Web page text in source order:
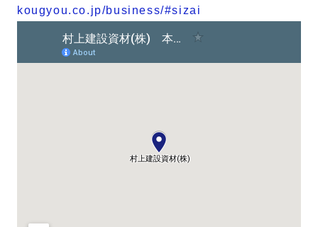
kougyou.co.jp/business/#sizai